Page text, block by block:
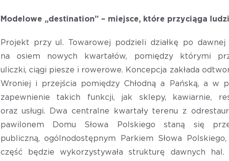
Modelowe „destination” – miejsce, które przyciąga ludzi
Projekt przy ul. Towarowej podzieli działkę po dawnej
na osiem nowych kwartałów, pomiędzy którymi
uliczki, ciągi piesze i rowerowe. Koncepcja zakłada
Wroniej i przejścia pomiędzy Chłodną a Pańską, a w
zapewnienie takich funkcji, jak sklepy, kawiarnie,
oraz usługi. Dwa centralne kwartały terenu z
pawilonem Domu Słowa Polskiego staną się
publiczną, ogólnodostępnym Parkiem Słowa
część będzie wykorzystywała strukturę dawnych hal.